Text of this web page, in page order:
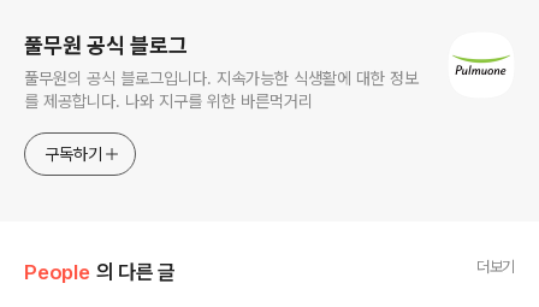
풀무원 공식 블로그
풀무원의 공식 블로그입니다. 지속가능한 식생활에 대한 정보
를 제공합니다. 나와 지구를 위한 바른먹거리
구독하기
People 의 다른 글 더보기